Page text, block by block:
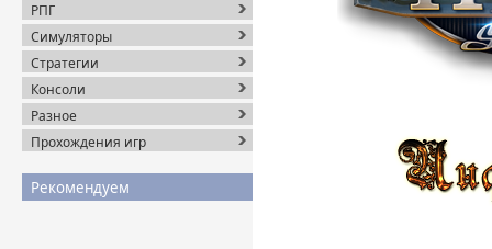
РПГ
Симуляторы
Стратегии
Консоли
Разное
Прохождения игр
Рекомендуем